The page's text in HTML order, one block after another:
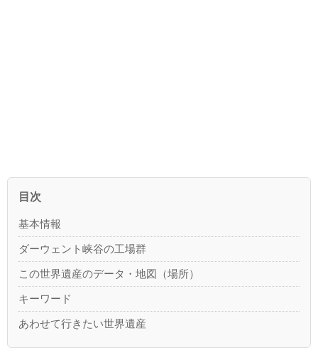
目次
基本情報
ダーウェント峡谷の工場群
この世界遺産のデータ・地図（場所）
キーワード
あわせて行きたい世界遺産